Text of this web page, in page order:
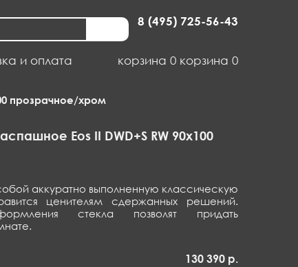
8 (495) 725-56-43
и оплата корзина 0 корзина 0
прозрачное/хром
Eos II DWD+S RW 90x100
аккуратно выполненную классическую
ценителям сдержанных решений.
стекла позволят придать
130 390 р.